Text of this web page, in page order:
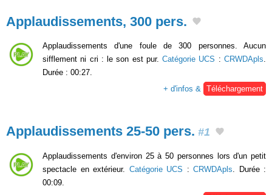
Applaudissements, 300 pers.
Applaudissements d'une foule de 300 personnes. Aucun
sifflement ni cri : le son est pur.Catégorie UCS :CRWDApls.
Durée : 00:27.
+ d'infos & Téléchargement
Applaudissements 25-50 pers. #1
Applaudissements d'environ 25 à 50 personnes lors d'un petit
spectacle en extérieur. Catégorie UCS : CRWDApls . Durée :
00:09.